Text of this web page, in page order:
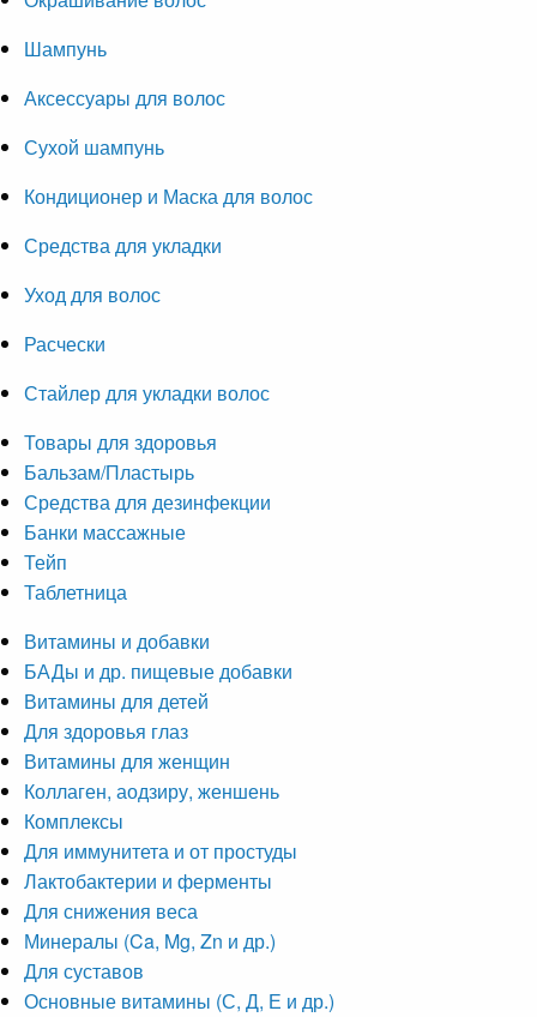
Шампунь
Аксессуары для волос
Сухой шампунь
Кондиционер и Маска для волос
Средства для укладки
Уход для волос
Расчески
Стайлер для укладки волос
Товары для здоровья
Бальзам/Пластырь
Средства для дезинфекции
Банки массажные
Тейп
Таблетница
Витамины и добавки
БАДы и др. пищевые добавки
Витамины для детей
Для здоровья глаз
Витамины для женщин
Коллаген, аодзиру, женшень
Комплексы
Для иммунитета и от простуды
Лактобактерии и ферменты
Для снижения веса
Минералы (Ca, Mg, Zn и др.)
Для суставов
Основные витамины (С, Д, Е и др.)